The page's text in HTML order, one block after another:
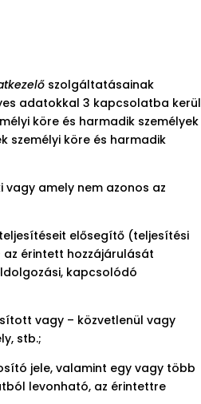
szolgáltatásainak
adatokkal 3 kapcsolatba kerül
köre és harmadik személyek
személyi köre és harmadik
vagy amely nem azonos az
elősegítő (teljesítési
az érintett hozzájárulását
kapcsolódó
vagy – közvetlenül vagy
stb.;
jele, valamint egy vagy több
levonható, az érintettre